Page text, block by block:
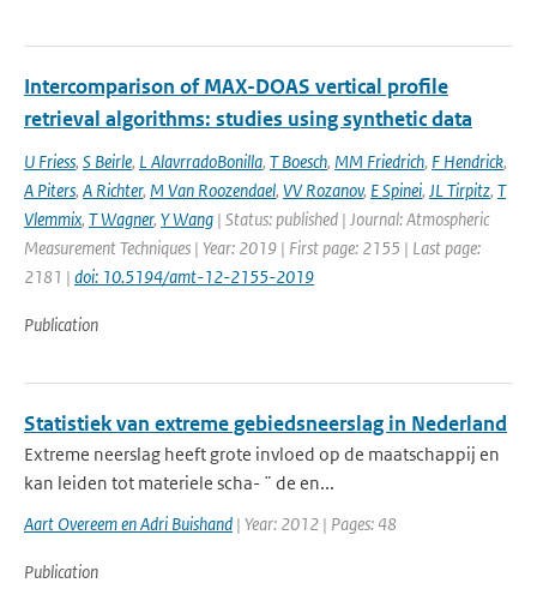
Intercomparison of MAX-DOAS vertical profile
retrieval algorithms: studies using synthetic data
U Friess, S Beirle, L AlavrradoBonilla, T Boesch, MM Friedrich, F Hendrick,
A Piters, A Richter, M Van Roozendael, VV Rozanov, E Spinei, JL Tirpitz, T
Vlemmix, T Wagner, Y Wang | Status: published | Journal: Atmospheric
Measurement Techniques | Year: 2019 | First page: 2155 | Last page:
2181 | doi: 10.5194/amt-12-2155-2019
Publication
Statistiek van extreme gebiedsneerslag in Nederland
Extreme neerslag heeft grote invloed op de maatschappij en
kan leiden tot materiele scha- ¨ de en...
Aart Overeem en Adri Buishand | Year: 2012 | Pages: 48
Publication